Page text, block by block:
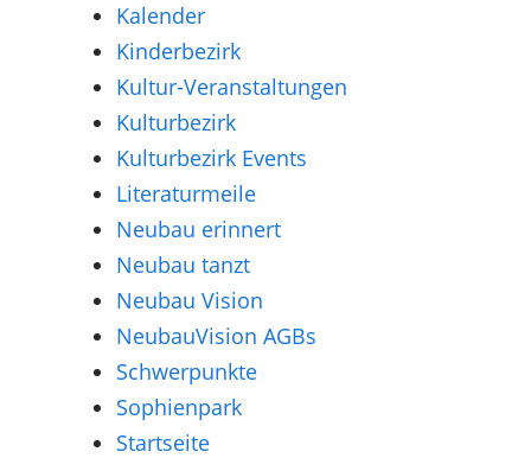
Kalender
Kinderbezirk
Kultur-Veranstaltungen
Kulturbezirk
Kulturbezirk Events
Literaturmeile
Neubau erinnert
Neubau tanzt
Neubau Vision
NeubauVision AGBs
Schwerpunkte
Sophienpark
Startseite